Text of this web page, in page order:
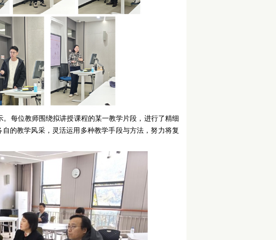
每位教师围绕拟讲授课程的某一教学片段，进行了精细
的教学风采，灵活运用多种教学手段与方法，努力将复